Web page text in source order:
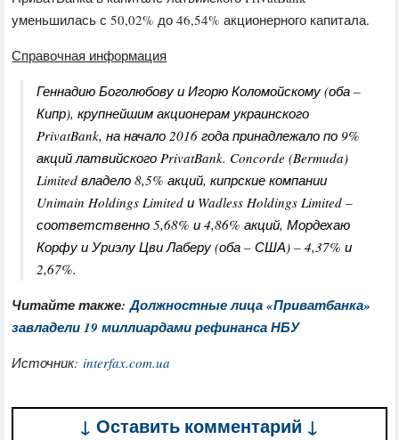
уменьшилась с 50,02% до 46,54% акционерного капитала.
Справочная информация
Геннадию Боголюбову и Игорю Коломойскому (оба –
Кипр), крупнейшим акционерам украинского
PrivatBank, на начало 2016 года принадлежало по 9%
акций латвийского PrivatBank. Concorde (Bermuda)
Limited владело 8,5% акций, кипрские компании
Unimain Holdings Limited и Wadless Holdings Limited –
соответственно 5,68% и 4,86% акций, Мордехаю
Корфу и Уриэлу Цви Лаберу (оба – США) – 4,37% и
2,67%.
Читайте также:Должностные лица «Приватбанка»
завладели 19 миллиардами рефинанса НБУ
Источник:interfax.com.ua
↓ Оставить комментарий ↓